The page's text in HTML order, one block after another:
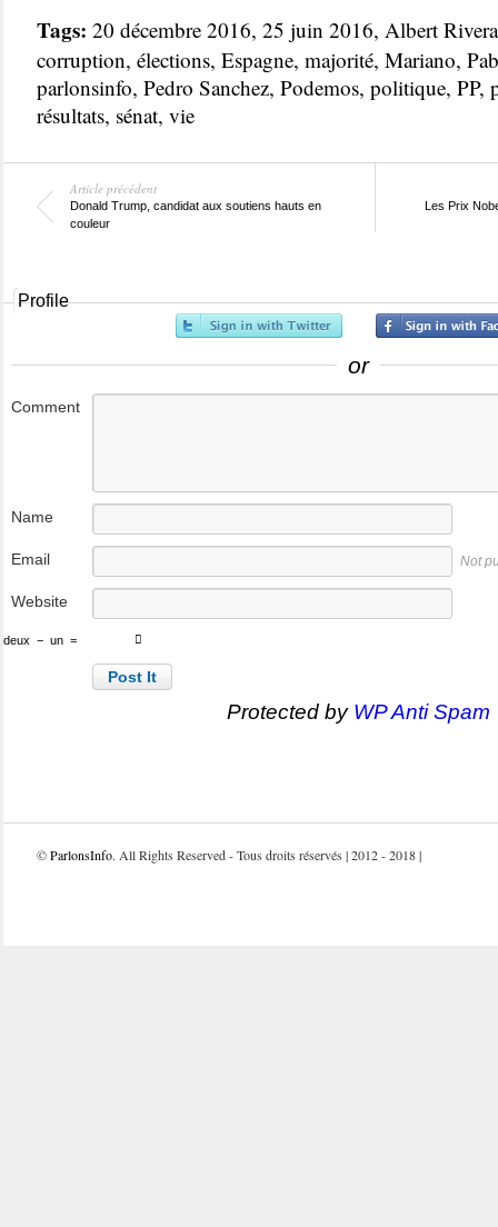
Tags: 20 décembre 2016, 25 juin 2016, Albert Rivera
corruption, élections, Espagne, majorité, Mariano,
parlonsinfo, Pedro Sanchez, Podemos, politique, PP,
résultats, sénat, vie
Article précédent
Donald Trump, candidat aux soutiens hauts en
couleur
Les Prix
Profile
or
Comment
Name
Email Not
Website
deux − un =
Protected by WP Anti Spam
©ParlonsInfo. All Rights Reserved - Tous droits réservés | 2012 - 2018 |